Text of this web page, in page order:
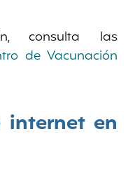
consulta las
de Vacunación
internet en